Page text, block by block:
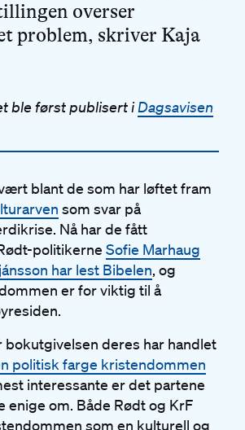
overser
problem, skriver Kaja
ble først publisert iDagsavisen
blant de som har løftet fram
som svar på
Nå har de fått
politikerne Sofie Marhaug
har lest Bibelen, og
er for viktig til å
bokutgivelsen deres har handlet
politisk farge kristendommen
interessante er det partene
enige om. Både Rødt og KrF
som en kulturell og